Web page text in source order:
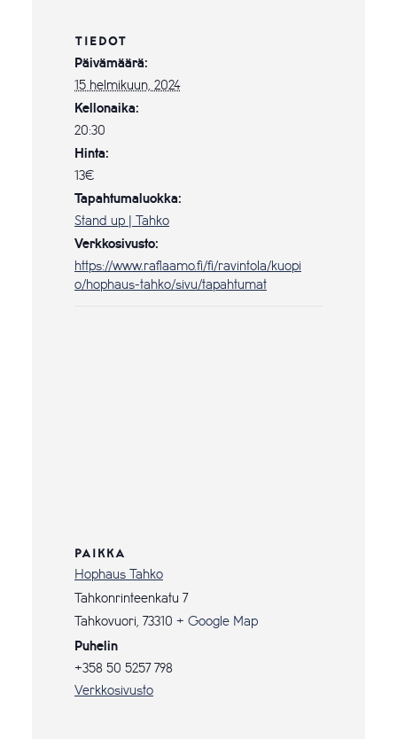
TIEDOT
Päivämäärä:
15 helmikuun, 2024
Kellonaika:
20:30
Hinta:
13€
Tapahtumaluokka:
Stand up | Tahko
Verkkosivusto:
https://www.raflaamo.fi/fi/ravintola/kuopi
o/hophaus-tahko/sivu/tapahtumat
PAIKKA
Hophaus Tahko
Tahkonrinteenkatu 7
Tahkovuori, 73310 + Google Map
Puhelin
+358 50 5257 798
Verkkosivusto